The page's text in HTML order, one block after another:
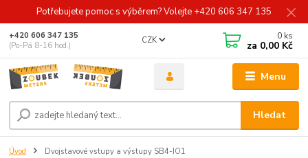
Potřebujete pomoc s výběrem? Volejte +420 606 347 135
Menu
CZK
Hledat
+420 606 347 135
(Po-Pá 8-16 hod.)
0 ks
za 0,00 Kč
Úvod Dvojstavové vstupy a výstupy SB4-IO1